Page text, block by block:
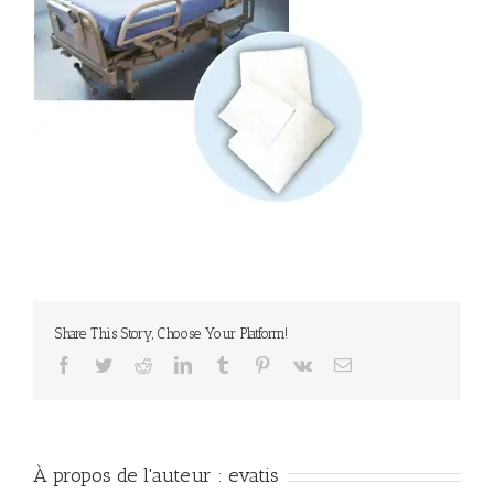
Share This Story, Choose Your Platform!
Facebook
TwitterRedditLinkedInTumblr Pinterest
Vk Email
À propos de l'auteur : evatis